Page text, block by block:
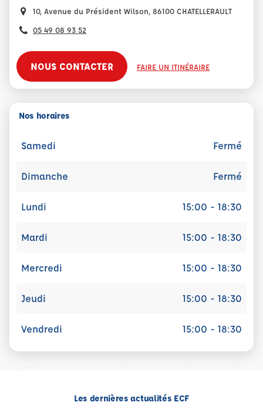
10, Avenue du Président Wilson, 86100 CHATELLERAULT
05 49 08 93 52
NOUS CONTACTER FAIRE UN ITINÉRAIRE
Nos horaires
Samedi Fermé
Dimanche Fermé
Lundi 15:00 - 18:30
Mardi 15:00 - 18:30
Mercredi 15:00 - 18:30
Jeudi 15:00 - 18:30
Vendredi 15:00 - 18:30
Les dernières actualités ECF